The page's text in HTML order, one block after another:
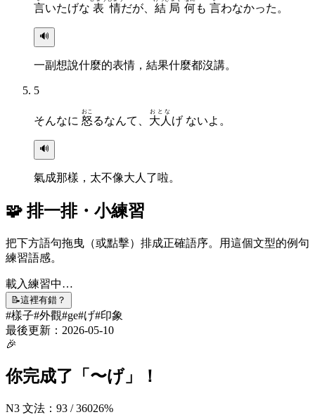
言いたげな 表情だが、 結局 何も 言わなかった。
🔊
一副想說什麼的表情，結果什麼都沒講。
5
そんなに 怒
おこ
るなんて、 大人
おとな
げ ないよ。
🔊
氣成那樣，太不像大人了啦。
🧩 排一排・小練習
把下方語句拖曳（或點擊）排成正確語序。用這個文型的例句
練習語感。
載入練習中…
📝這裡有錯？
#樣子#外觀#ge#げ#印象
最後更新： 2026-05-10
🎉
你完成了「 〜げ 」！
N3 文法 ： 93 /36026%